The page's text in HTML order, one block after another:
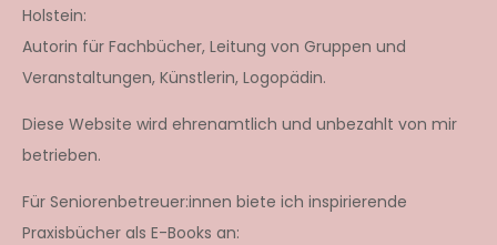
Holstein:
Autorin für Fachbücher, Leitung von Gruppen und
Veranstaltungen, Künstlerin, Logopädin.
Diese Website wird ehrenamtlich und unbezahlt von mir
betrieben.
Für Seniorenbetreuer:innen biete ich inspirierende
Praxisbücher als E-Books an: